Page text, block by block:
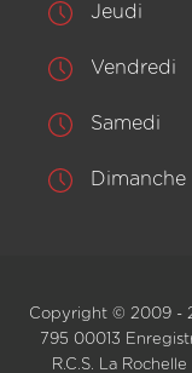
Jeudi
Vendredi
Samedi
Dimanche
Copyright © 2009 -
795 00013
R.C.S. La